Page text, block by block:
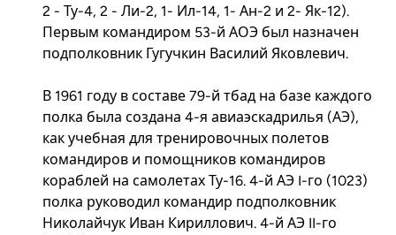
2 - Ту-4, 2 - Ли-2, 1- Ил-14, 1- Ан-2 и 2- Як-12).
Первым командиром 53-й АОЭ был назначен
подполковник Гугучкин Василий Яковлевич.
В 1961 году в составе 79-й тбад на базе каждого
полка была создана 4-я авиаэскадрилья (АЭ),
как учебная для тренировочных полетов
командиров и помощников командиров
кораблей на самолетах Ту-16. 4-й АЭ I-го (1023)
полка руководил командир подполковник
Николайчук Иван Кириллович. 4-й АЭ II-го